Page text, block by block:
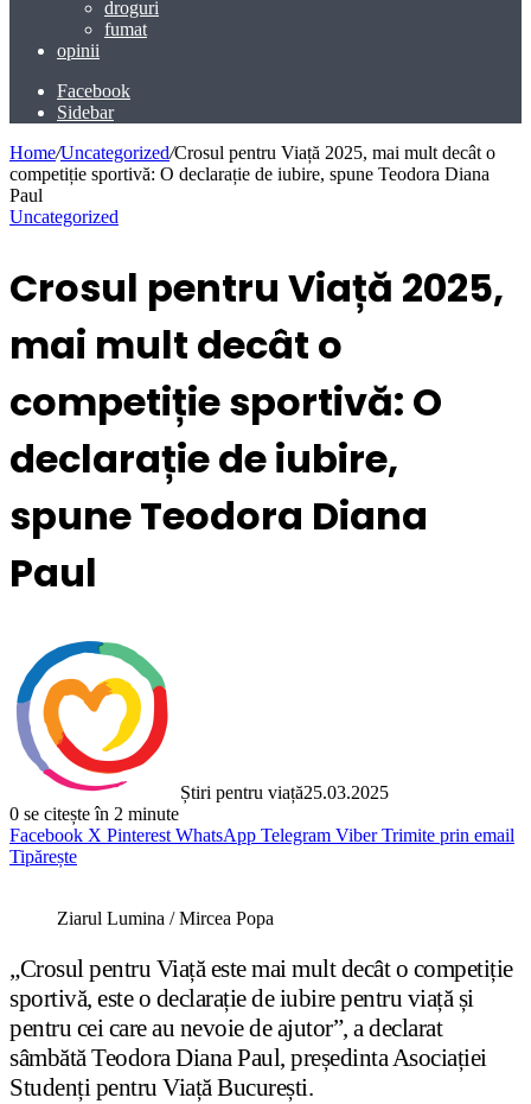
droguri
fumat
opinii
Facebook
Sidebar
Home/Uncategorized/Crosul pentru Viață 2025, mai mult decât o
competiție sportivă: O declarație de iubire, spune Teodora Diana
Paul
Uncategorized
Crosul pentru Viață 2025,
mai mult decât o
competiție sportivă: O
declarație de iubire,
spune Teodora Diana
Paul
Știri pentru viață25.03.2025
0 se citește în 2 minute
Facebook X Pinterest WhatsApp Telegram Viber Trimite prin email
Tipărește
Ziarul Lumina / Mircea Popa
„Crosul pentru Viață este mai mult decât o competiție
sportivă, este o declarație de iubire pentru viață și
pentru cei care au nevoie de ajutor”, a declarat
sâmbătă Teodora Diana Paul, președinta Asociației
Studenți pentru Viață București.